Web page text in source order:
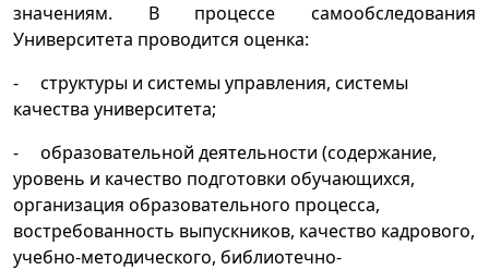
значениям. В процессе самообследования
Университета проводится оценка:
- структуры и системы управления, системы
качества университета;
- образовательной деятельности (содержание,
уровень и качество подготовки обучающихся,
организация образовательного процесса,
востребованность выпускников, качество кадрового,
учебно-методического, библиотечно-